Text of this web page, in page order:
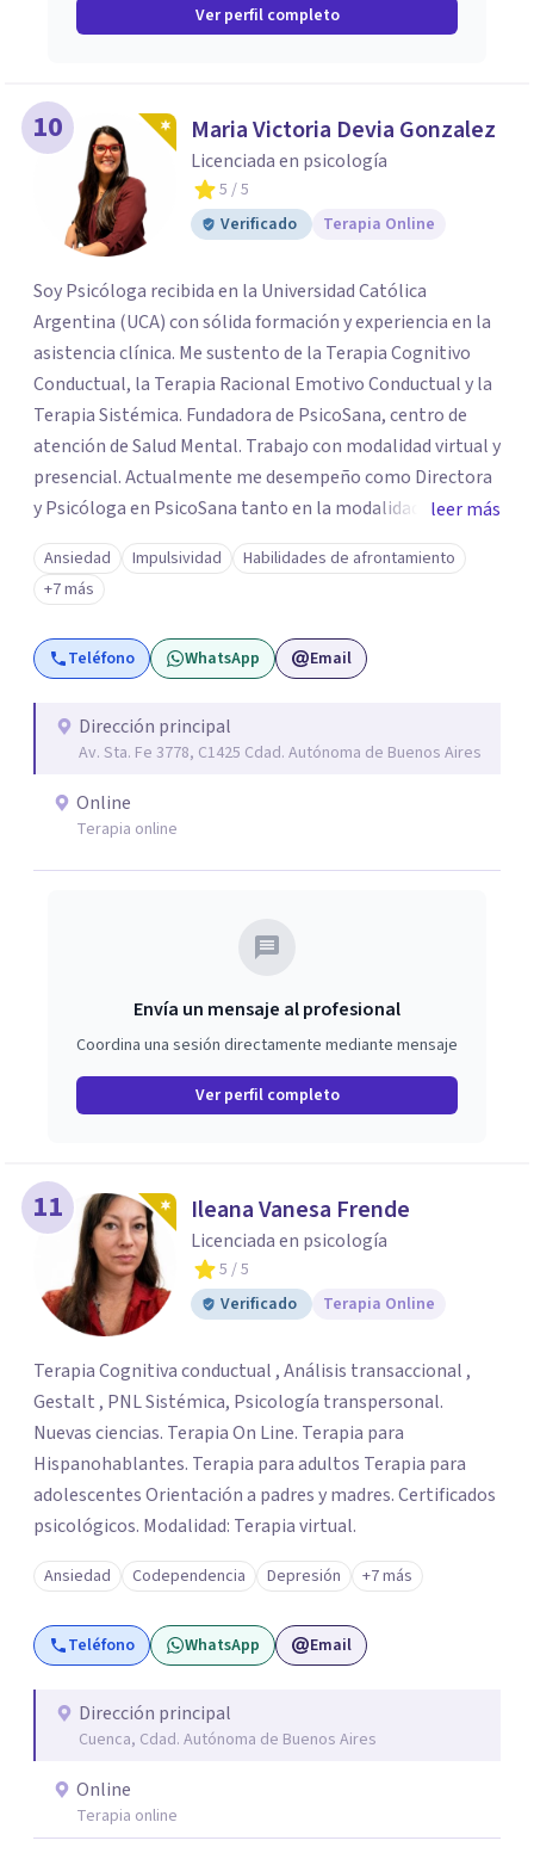
Ver perfil completo
10 Maria Victoria Devia Gonzalez
Licenciada en psicología
5 / 5
Verificado
Terapia Online
Soy Psicóloga recibida en la Universidad Católica
Argentina (UCA) con sólida formación y experiencia en la
asistencia clínica. Me sustento de la Terapia Cognitivo
Conductual, la Terapia Racional Emotivo Conductual y la
Terapia Sistémica. Fundadora de PsicoSana, centro de
atención de Salud Mental. Trabajo con modalidad virtual y
presencial. Actualmente me desempeño como Directora
y Psicóloga en PsicoSana tanto en la modalidad
presencial como la modalidad online. Busco poder
acompañarte en tu proyecto de vida, de
autoconocimiento, autoestima, bienestar y amor propio.
Mi objetivo es poder ayudarte a conocer tus emociones
desde una estabilidad emocional para lograr una
Lic. Ricardo L.M. Boucherie, quien posee una orientación
Sistémica, Cognitivo Conductual y Psicoanálisis
leer más
Ansiedad Impulsividad
Habilidades de afrontamiento
+7 más
Teléfono WhatsApp Email
Dirección principal
Av. Sta. Fe 3778, C1425 Cdad. Autónoma de Buenos Aires
Online
Terapia online
Envía un mensaje al profesional
Coordina una sesión directamente mediante mensaje
Ver perfil completo
11 Ileana Vanesa Frende
Licenciada en psicología
5 / 5
Verificado
Terapia Online
Terapia Cognitiva conductual , Análisis transaccional ,
Gestalt , PNL Sistémica, Psicología transpersonal.
Nuevas ciencias. Terapia On Line. Terapia para
Hispanohablantes. Terapia para adultos Terapia para
adolescentes Orientación a padres y madres. Certificados
psicológicos. Modalidad: Terapia virtual.
Ansiedad Codependencia Depresión +7 más
Teléfono WhatsApp Email
Dirección principal
Cuenca, Cdad. Autónoma de Buenos Aires
Online
Terapia online